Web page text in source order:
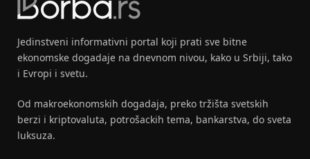
Jedinstveni informativni portal koji prati sve bitne
ekonomske dogadaje na dnevnom nivou, kako u Srbiji, tako
i Evropi i svetu.
Od makroekonomskih dogadaja, preko tržišta svetskih
berzi i kriptovaluta, potrošackih tema, bankarstva, do sveta
luksuza.